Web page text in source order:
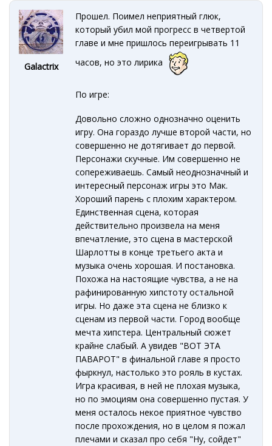
Galactrix
Прошел. Поимел неприятный глюк,
который убил мой прогресс в четвертой
главе и мне пришлось переигрывать 11
часов, но это лирика
По игре:
Довольно сложно однозначно оценить
игру. Она гораздо лучше второй части, но
совершенно не дотягивает до первой.
Персонажи скучные. Им совершенно не
сопереживаешь. Самый неоднозначный и
интересный персонаж игры это Мак.
Хороший парень с плохим характером.
Единственная сцена, которая
действительно произвела на меня
впечатление, это сцена в мастерской
Шарлотты в конце третьего акта и
музыка очень хорошая. И постановка.
Похожа на настоящие чувства, а не на
рафинированную хипстоту остальной
игры. Но даже эта сцена не близко к
сценам из первой части. Город вообще
мечта хипстера. Центральный сюжет
крайне слабый. А увидев "ВОТ ЭТА
ПАВАРОТ" в финальной главе я просто
фыркнул, настолько это рояль в кустах.
Игра красивая, в ней не плохая музыка,
но по эмоциям она совершенно пустая. У
меня осталось некое приятное чувство
после прохождения, но в целом я пожал
плечами и сказал про себя "Ну, сойдет"